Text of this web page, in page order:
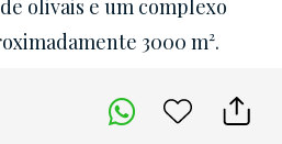
olivais e um complexo
3000 m².